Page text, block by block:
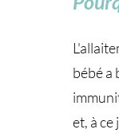
bébé a
et, à